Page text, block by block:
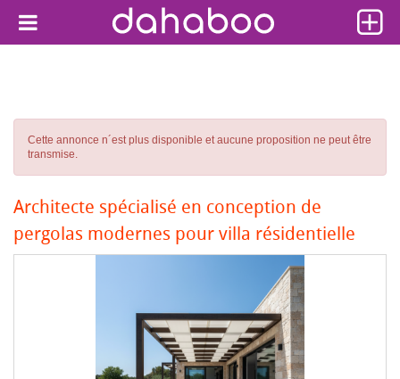
Cette annonce n´est plus disponible et aucune proposition ne peut être
transmise.
Architecte spécialisé en conception de
pergolas modernes pour villa résidentielle